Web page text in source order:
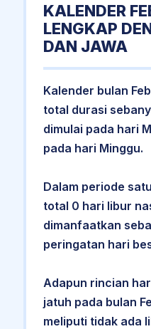
KALENDER
LENGKAP
DAN JAWA
Kalender bulan
total durasi
dimulai pada hari
pada hari Minggu.
Dalam periode
total 0 hari libur
dimanfaatkan
peringatan hari
Adapun rincian
jatuh pada bulan
meliputi tidak ada